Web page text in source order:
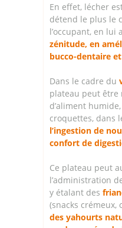
En effet, lécher
détend le plus le
l’occupant, en lui
zénitude, en
bucco-dentaire
Dans le cadre du
plateau peut être
d’aliment
croquettes, dans
l’ingestion de
confort de
Ce plateau peut
l’administration
y étalant des
(snacks crémeux,
des yahourts